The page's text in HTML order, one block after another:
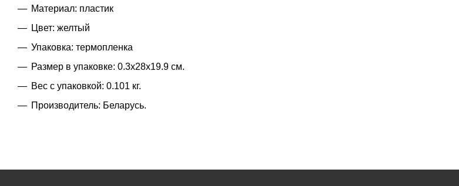
Материал: пластик
Цвет: желтый
Упаковка: термопленка
Размер в упаковке: 0.3x28x19.9 см.
Вес с упаковкой: 0.101 кг.
Производитель: Беларусь.